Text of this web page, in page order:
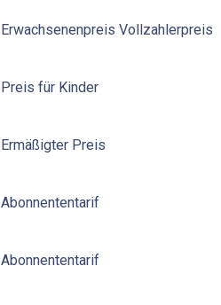
Erwachsenenpreis Vollzahlerpreis
Preis für Kinder
Ermäßigter Preis
Abonnententarif
Abonnententarif